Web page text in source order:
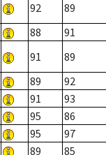
92 89
88 91
91 89
89 92
91 93
95 86
95 97
89 85